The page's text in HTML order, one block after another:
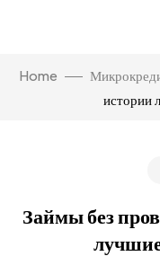
Home
истории
Займы без